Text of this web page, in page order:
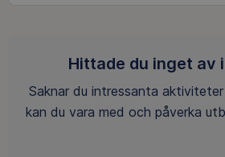
Hittade du inget av
Saknar du intressanta
kan du vara med och påverka